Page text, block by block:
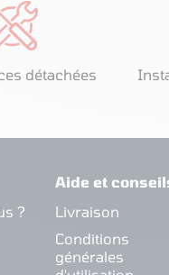
détachées
?
Aide et
Livraison
Conditions
générales